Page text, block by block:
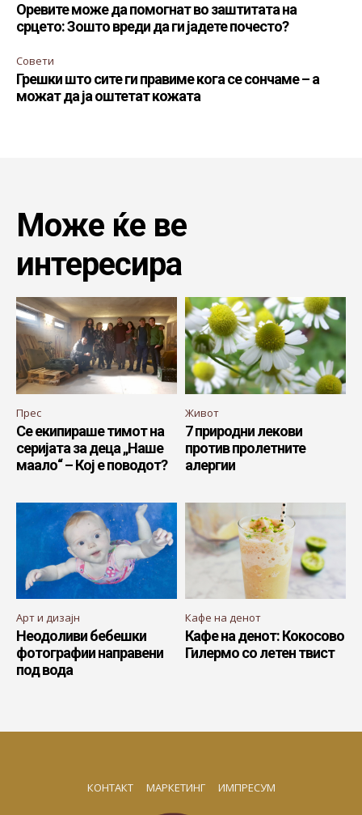
Оревите може да помогнат во заштитата на
срцето: Зошто вреди да ги јадете почесто?
Совети
Грешки што сите ги правиме кога се сончаме – а
можат да ја оштетат кожата
Може ќе ве
интересира
Прес
Се екипираше тимот на
серијата за деца „Наше
маало“ – Кој е поводот?
Живот
7 природни лекови
против пролетните
алергии
Арт и дизајн
Неодоливи бебешки
фотографии направени
под вода
Кафе на денот
Кафе на денот: Кокосово
Гилермо со летен твист
КОНТАКТ МАРКЕТИНГ ИМПРЕСУМ